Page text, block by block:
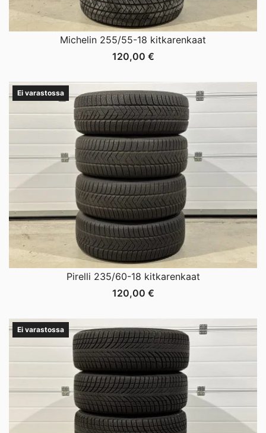
Michelin 255/55-18 kitkarenkaat
120,00 €
Ei varastossa
Pirelli 235/60-18 kitkarenkaat
120,00 €
Ei varastossa